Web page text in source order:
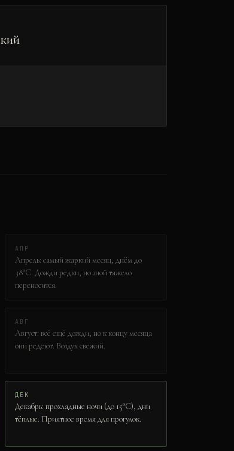
АПР
Апрель: самый жаркий месяц, днём до
38°C. Дожди редки, но зной тяжело
переносится.
АВГ
Август: всё ещё дожди, но к концу месяца
они редеют. Воздух свежий.
ДЕК
Декабрь: прохладные ночи (до 15°C), дни
тёплые. Приятное время для прогулок.